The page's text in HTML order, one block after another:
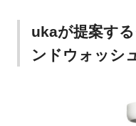
ukaが提案す
ンドウォッシ